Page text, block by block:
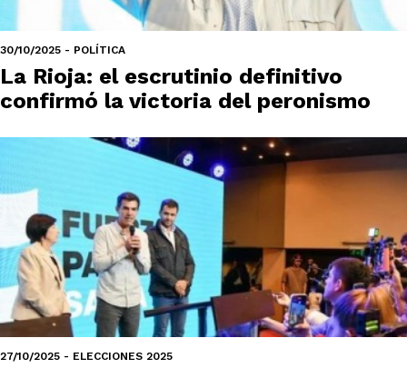
30/10/2025 - POLÍTICA
La Rioja: el escrutinio definitivo
confirmó la victoria del peronismo
27/10/2025 - ELECCIONES 2025